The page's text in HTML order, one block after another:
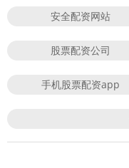
安全配资网站
股票配资公司
手机股票配资app